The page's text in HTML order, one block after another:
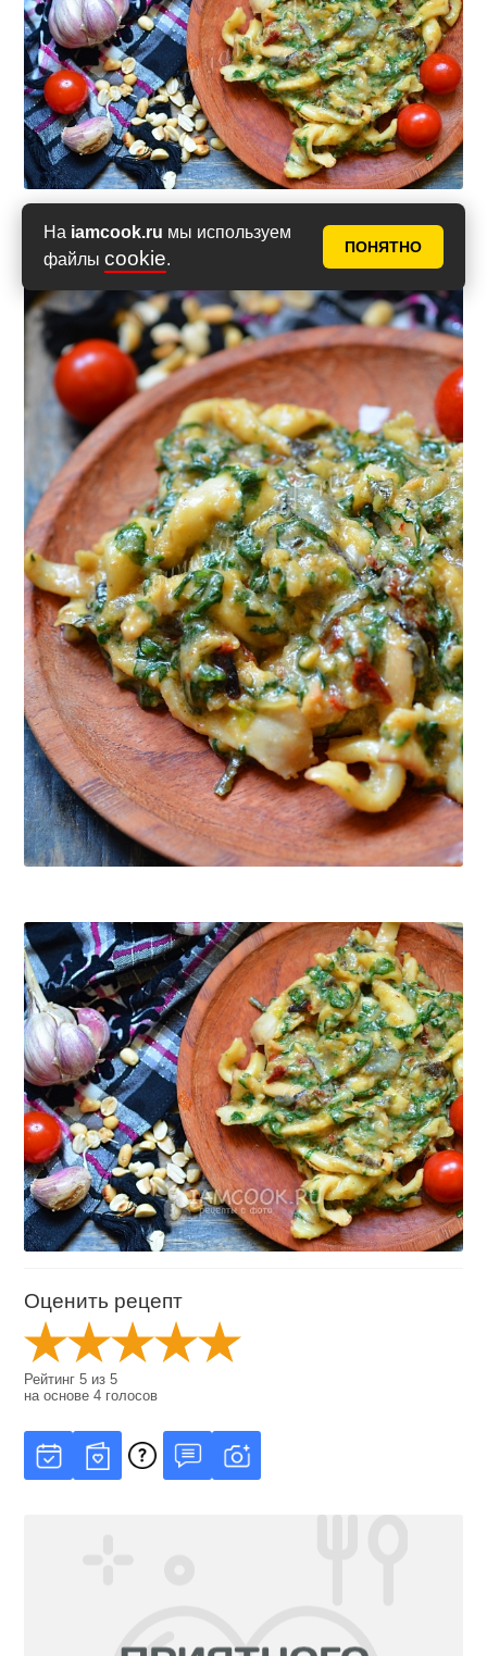
На iamcook.ru мы используем
файлы cookie.
ПОНЯТНО
Фото 9
Оценить рецепт
Рейтинг5 из5
на основе4 голосов